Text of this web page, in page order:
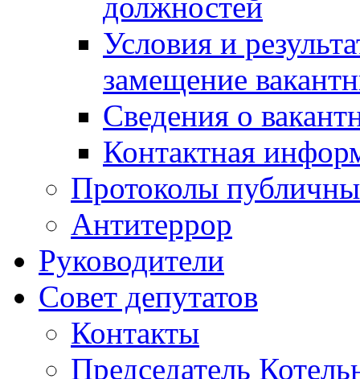
Условия и
замещение
Сведения о
Контактная
Протоколы
Антитеррор
Руководители
Совет депутатов
Контакты
Председатель